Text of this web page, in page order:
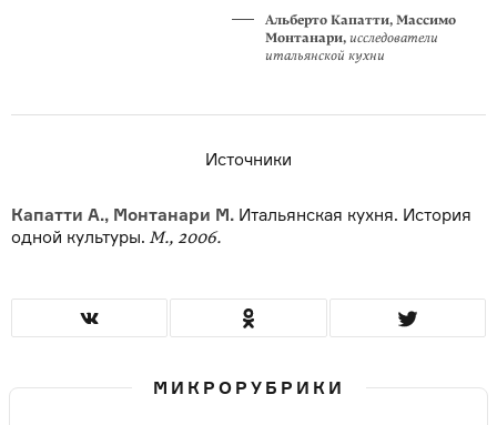
Альберто Капатти, Массимо
Монтанари, исследователи
итальянской кухни
Источники
Капатти А., Монтанари М. Итальянская кухня. История
одной культуры. М., 2006.
МИКРОРУБРИКИ